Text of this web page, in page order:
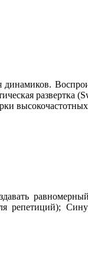
репетиций);